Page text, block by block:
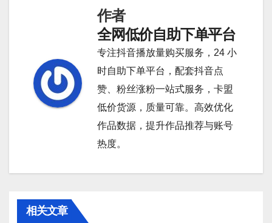
作者
全网低价自助下单平台
专注抖音播放量购买服务，24 小
时自助下单平台，配套抖音点
赞、粉丝涨粉一站式服务，卡盟
低价货源，质量可靠。高效优化
作品数据，提升作品推荐与账号
热度。
相关文章